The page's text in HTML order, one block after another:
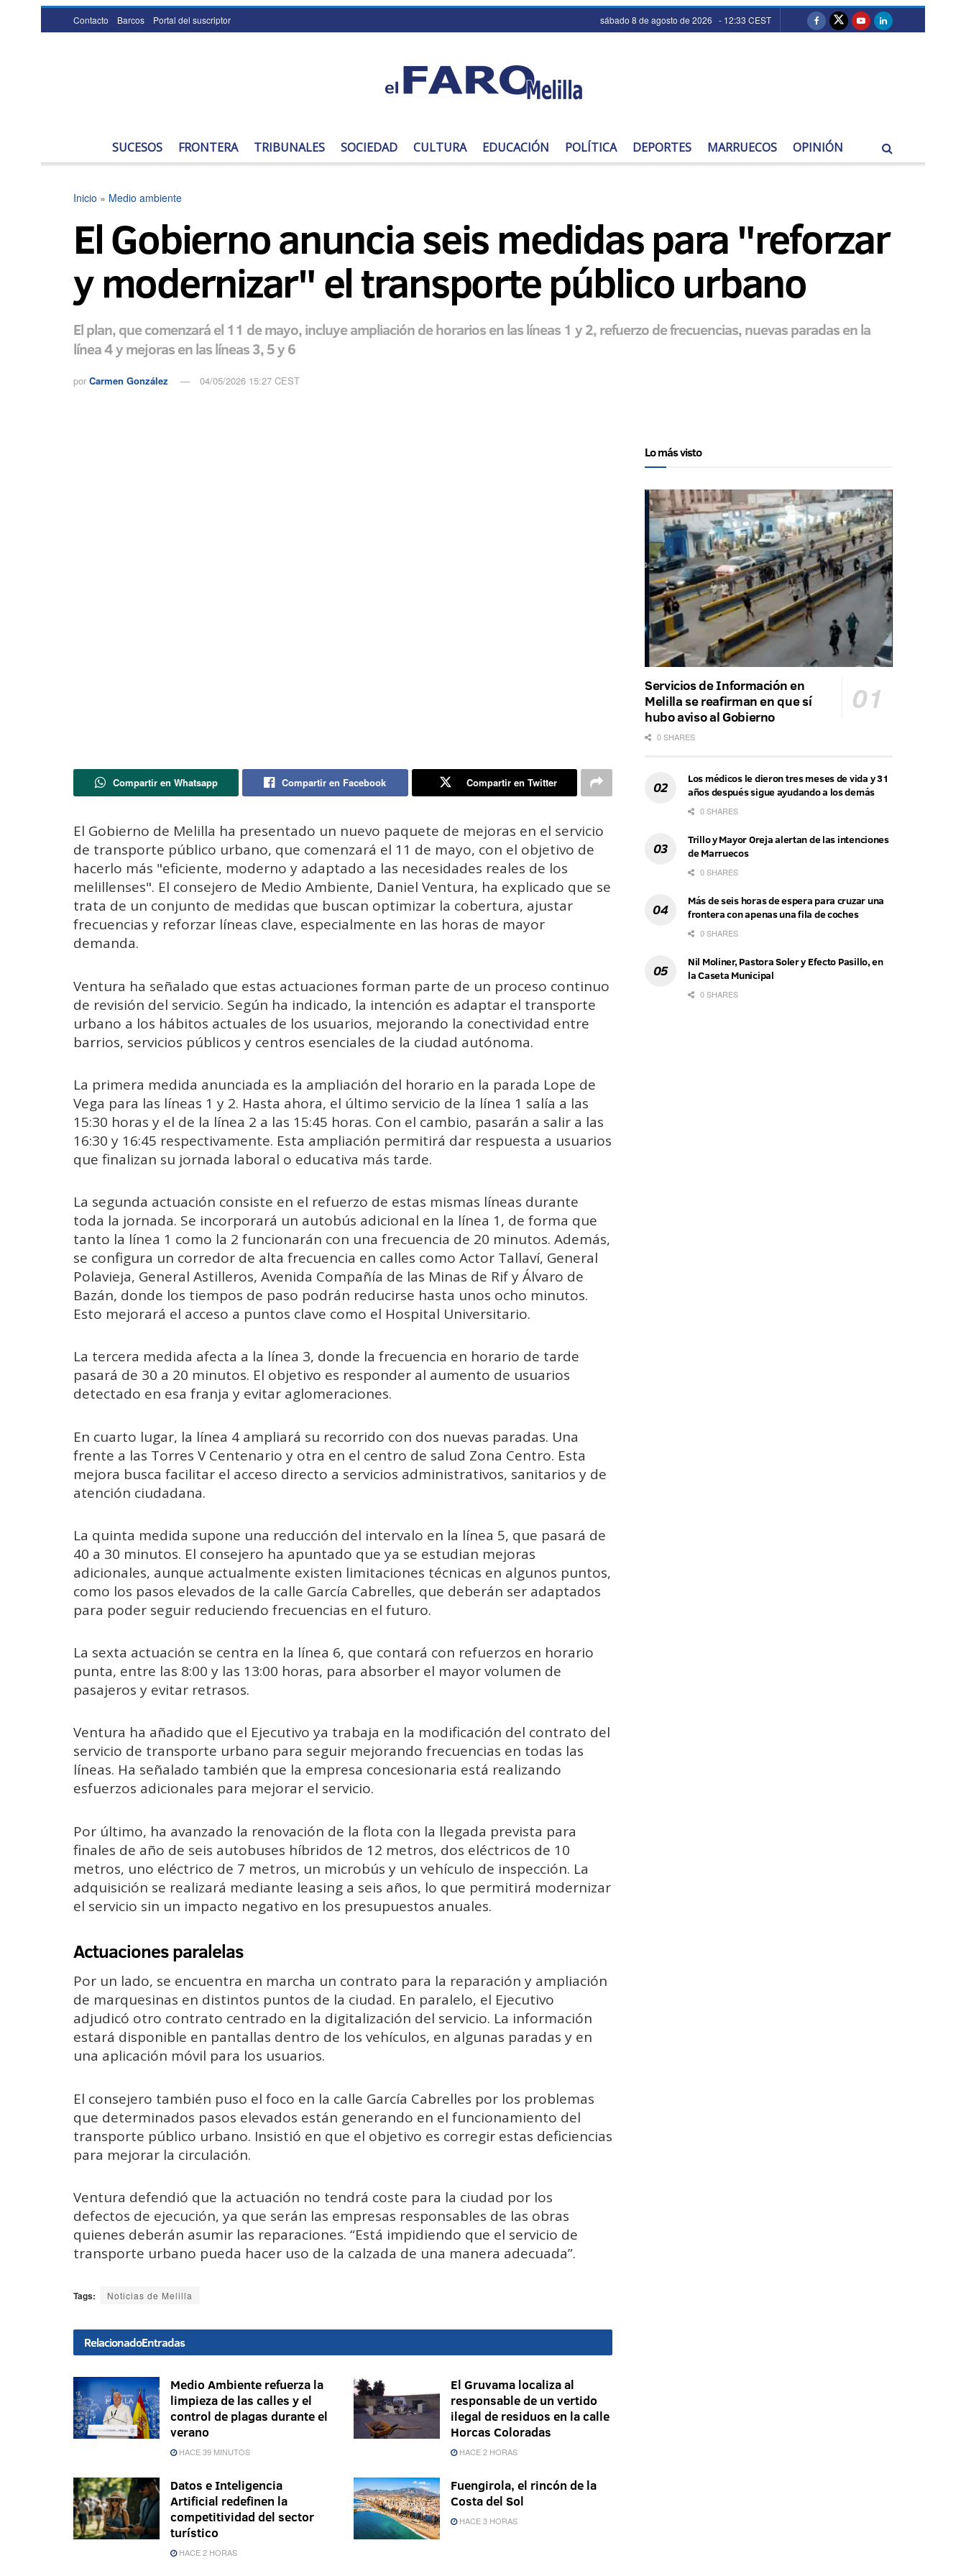
Contacto Barcos Portal del suscriptor sábado 8 de agosto de 2026 - 12:33 CEST
SUCESOS FRONTERA TRIBUNALES SOCIEDAD CULTURA EDUCACIÓN POLÍTICA DEPORTES MARRUECOS OPINIÓN
Inicio » Medio ambiente
El Gobierno anuncia seis medidas para "reforzar
y modernizar" el transporte público urbano
El plan, que comenzará el 11 de mayo, incluye ampliación de horarios en las líneas 1 y 2, refuerzo de frecuencias, nuevas paradas en la
línea 4 y mejoras en las líneas 3, 5 y 6
por Carmen González 04/05/2026 15:27 CEST
Compartir en Whatsapp Compartir en Facebook Compartir en Twitter
El Gobierno de Melilla ha presentado un nuevo paquete de mejoras en el servicio
de transporte público urbano, que comenzará el 11 de mayo, con el objetivo de
hacerlo más "eficiente, moderno y adaptado a las necesidades reales de los
melillenses". El consejero de Medio Ambiente, Daniel Ventura, ha explicado que se
trata de un conjunto de medidas que buscan optimizar la cobertura, ajustar
frecuencias y reforzar líneas clave, especialmente en las horas de mayor
demanda.
Ventura ha señalado que estas actuaciones forman parte de un proceso continuo
de revisión del servicio. Según ha indicado, la intención es adaptar el transporte
urbano a los hábitos actuales de los usuarios, mejorando la conectividad entre
barrios, servicios públicos y centros esenciales de la ciudad autónoma.
La primera medida anunciada es la ampliación del horario en la parada Lope de
Vega para las líneas 1 y 2. Hasta ahora, el último servicio de la línea 1 salía a las
15:30 horas y el de la línea 2 a las 15:45 horas. Con el cambio, pasarán a salir a las
16:30 y 16:45 respectivamente. Esta ampliación permitirá dar respuesta a usuarios
que finalizan su jornada laboral o educativa más tarde.
La segunda actuación consiste en el refuerzo de estas mismas líneas durante
toda la jornada. Se incorporará un autobús adicional en la línea 1, de forma que
tanto la línea 1 como la 2 funcionarán con una frecuencia de 20 minutos. Además,
se configura un corredor de alta frecuencia en calles como Actor Tallaví, General
Polavieja, General Astilleros, Avenida Compañía de las Minas de Rif y Álvaro de
Bazán, donde los tiempos de paso podrán reducirse hasta unos ocho minutos.
Esto mejorará el acceso a puntos clave como el Hospital Universitario.
La tercera medida afecta a la línea 3, donde la frecuencia en horario de tarde
pasará de 30 a 20 minutos. El objetivo es responder al aumento de usuarios
detectado en esa franja y evitar aglomeraciones.
En cuarto lugar, la línea 4 ampliará su recorrido con dos nuevas paradas. Una
frente a las Torres V Centenario y otra en el centro de salud Zona Centro. Esta
mejora busca facilitar el acceso directo a servicios administrativos, sanitarios y de
atención ciudadana.
La quinta medida supone una reducción del intervalo en la línea 5, que pasará de
40 a 30 minutos. El consejero ha apuntado que ya se estudian mejoras
adicionales, aunque actualmente existen limitaciones técnicas en algunos puntos,
como los pasos elevados de la calle García Cabrelles, que deberán ser adaptados
para poder seguir reduciendo frecuencias en el futuro.
La sexta actuación se centra en la línea 6, que contará con refuerzos en horario
punta, entre las 8:00 y las 13:00 horas, para absorber el mayor volumen de
pasajeros y evitar retrasos.
Ventura ha añadido que el Ejecutivo ya trabaja en la modificación del contrato del
servicio de transporte urbano para seguir mejorando frecuencias en todas las
líneas. Ha señalado también que la empresa concesionaria está realizando
esfuerzos adicionales para mejorar el servicio.
Por último, ha avanzado la renovación de la flota con la llegada prevista para
finales de año de seis autobuses híbridos de 12 metros, dos eléctricos de 10
metros, uno eléctrico de 7 metros, un microbús y un vehículo de inspección. La
adquisición se realizará mediante leasing a seis años, lo que permitirá modernizar
el servicio sin un impacto negativo en los presupuestos anuales.
Actuaciones paralelas
Por un lado, se encuentra en marcha un contrato para la reparación y ampliación
de marquesinas en distintos puntos de la ciudad. En paralelo, el Ejecutivo
adjudicó otro contrato centrado en la digitalización del servicio. La información
estará disponible en pantallas dentro de los vehículos, en algunas paradas y en
una aplicación móvil para los usuarios.
El consejero también puso el foco en la calle García Cabrelles por los problemas
que determinados pasos elevados están generando en el funcionamiento del
transporte público urbano. Insistió en que el objetivo es corregir estas deficiencias
para mejorar la circulación.
Ventura defendió que la actuación no tendrá coste para la ciudad por los
defectos de ejecución, ya que serán las empresas responsables de las obras
quienes deberán asumir las reparaciones. “Está impidiendo que el servicio de
transporte urbano pueda hacer uso de la calzada de una manera adecuada”.
Tags: Noticias de Melilla
RelacionadoEntradas
Medio Ambiente refuerza la
limpieza de las calles y el
control de plagas durante el
verano
HACE 39 MINUTOS
El Gruvama localiza al
responsable de un vertido
ilegal de residuos en la calle
Horcas Coloradas
HACE 2 HORAS
Datos e Inteligencia
Artificial redefinen la
competitividad del sector
turístico
HACE 2 HORAS
Fuengirola, el rincón de la
Costa del Sol
HACE 3 HORAS
Lo más visto
Servicios de Información en
Melilla se reafirman en que sí
hubo aviso al Gobierno
0 SHARES
Los médicos le dieron tres meses de vida y 31
años después sigue ayudando a los demás
0 SHARES
Trillo y Mayor Oreja alertan de las intenciones
de Marruecos
0 SHARES
Más de seis horas de espera para cruzar una
frontera con apenas una fila de coches
0 SHARES
Nil Moliner, Pastora Soler y Efecto Pasillo, en
la Caseta Municipal
0 SHARES